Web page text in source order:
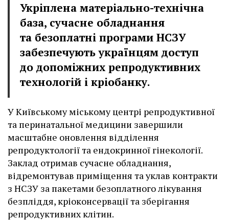
Укріплена матеріально-технічна
база, сучасне обладнання
та безоплатні програми НСЗУ
забезпечують українцям доступ
до допоміжних репродуктивних
технологій і кріобанку.
У Київському міському центрі репродуктивної
та перинатальної медицини завершили
масштабне оновлення відділення
репродуктології та ендокринної гінекології.
Заклад отримав сучасне обладнання,
відремонтував приміщення та уклав контракти
з НСЗУ за пакетами безоплатного лікування
безпліддя, кріоконсервації та зберігання
репродуктивних клітин.